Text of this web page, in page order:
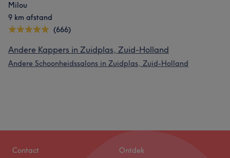
Milou
9 km afstand
(666)
Andere Kappers in Zuidplas, Zuid-Holland
Andere Schoonheidssalons in Zuidplas, Zuid-Holland
Contact Ontdek